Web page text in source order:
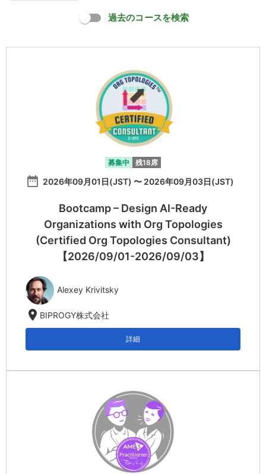
過去のコースを検索
募集中 残18席
date_range 2026年09月01日(JST) 〜 2026年09月03日(JST)
Bootcamp – Design AI-Ready
Organizations with Org Topologies
(Certified Org Topologies Consultant)
【2026/09/01-2026/09/03】
Alexey Krivitsky
location_on BIPROGY株式会社
詳細